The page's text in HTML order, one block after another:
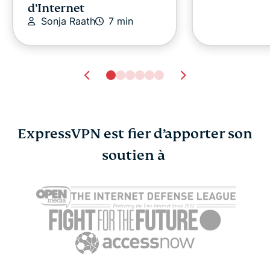
d’Internet
Sonja Raath 7 min
ExpressVPN est fier d’apporter son
soutien à